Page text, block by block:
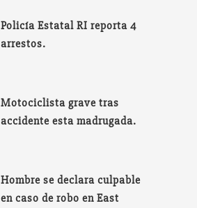
Policía Estatal RI reporta 4
arrestos.
Motociclista grave tras
accidente esta madrugada.
Hombre se declara culpable
en caso de robo en East